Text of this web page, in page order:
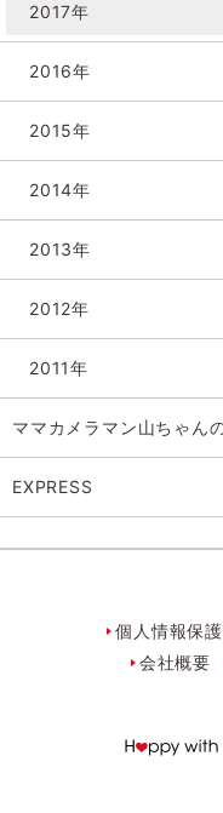
2017年
2016年
2015年
2014年
2013年
2012年
2011年
ママカメラマン山ちゃん
EXPRESS
個人情報保
会社概要